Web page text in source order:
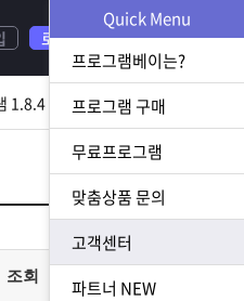
로그인
[ 2026.08.05 업데이트] 스토어 사업자 디비 추출 프로그램 1.5.9 업데이트
[ 2026.07.31 업데이트] 블로그 AI 자동 포스팅 프로그램 1.8.4 업데이트
업데이트
[ 2026.07.23 업데이트] 황금 키워드 수집 추출 프로그램 1.1.8 업데이트
조회
Quick Menu
프로그램베이는?
프로그램 구매
무료프로그램
맞춤상품 문의
고객센터
파트너 NEW